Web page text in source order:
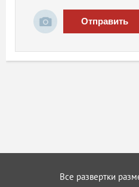
Отправить
Все развертки